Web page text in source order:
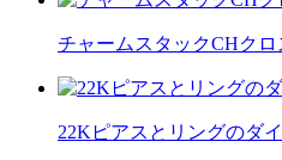
チャームスタックCHク
22Kピアスとリングのダ